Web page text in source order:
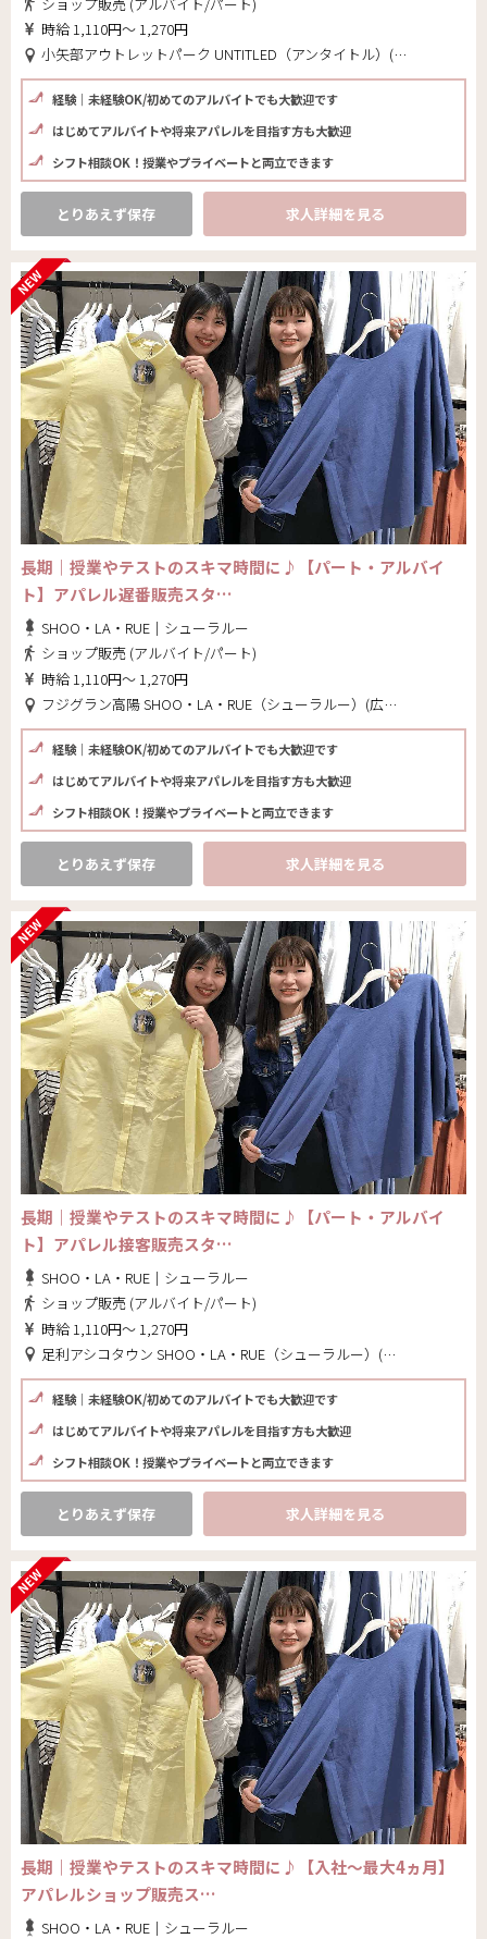
時給 1,110円～ 1,270円
小矢部アウトレットパーク UNTITLED（アンタイトル）(富山県 小矢部市)
経験｜未経験OK/初めてのアルバイトでも大歓迎です
はじめてアルバイトや将来アパレルを目指す方も大歓迎
シフト相談OK！授業やプライベートと両立できます
とりあえず保存 求人詳細を見る
長期｜授業やテストのスキマ時間に♪【パート・アルバイ
ト】アパレル遅番販売スタ…
SHOO・LA・RUE｜シューラルー
ショップ販売 (アルバイト/パート)
時給 1,110円～ 1,270円
フジグラン高陽 SHOO・LA・RUE（シューラルー）(広島県 広島市安佐北区)
経験｜未経験OK/初めてのアルバイトでも大歓迎です
はじめてアルバイトや将来アパレルを目指す方も大歓迎
シフト相談OK！授業やプライベートと両立できます
とりあえず保存 求人詳細を見る
長期｜授業やテストのスキマ時間に♪【パート・アルバイ
ト】アパレル接客販売スタ…
SHOO・LA・RUE｜シューラルー
ショップ販売 (アルバイト/パート)
時給 1,110円～ 1,270円
足利アシコタウン SHOO・LA・RUE（シューラルー）(栃木県 足利市)
経験｜未経験OK/初めてのアルバイトでも大歓迎です
はじめてアルバイトや将来アパレルを目指す方も大歓迎
シフト相談OK！授業やプライベートと両立できます
とりあえず保存 求人詳細を見る
長期｜授業やテストのスキマ時間に♪【入社～最大4ヵ月】
アパレルショップ販売ス…
SHOO・LA・RUE｜シューラルー